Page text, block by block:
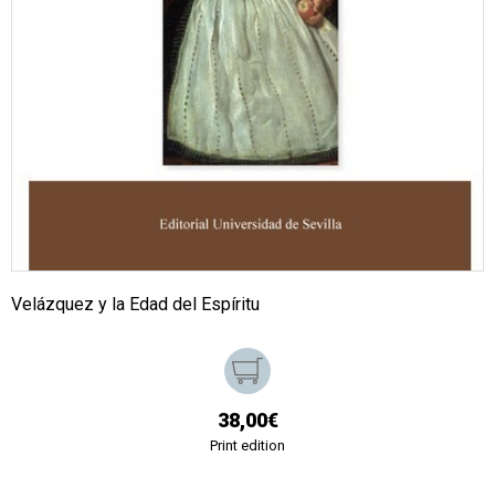
Velázquez y la Edad del Espíritu
38,00€
Print edition